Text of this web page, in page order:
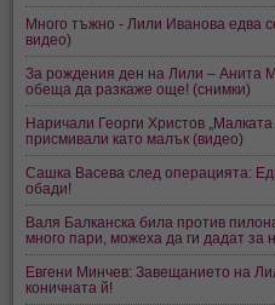
Много тъжно - Лили Иванова едва
видео)
За рождения ден на Лили – Анита
обеща да разкаже още! (снимки)
Наричали Георги Христов
присмивали като малък (видео)
Сашка Васева след операцията:
обади!
Валя Балканска била против
много пари, можеха да ги дадат за
Евгени Минчев: Завещанието на
коничната й!